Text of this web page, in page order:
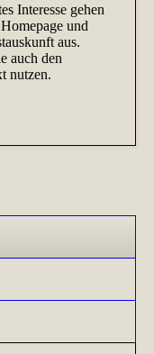
Interesse gehen
und
aus.
auch den
nutzen.